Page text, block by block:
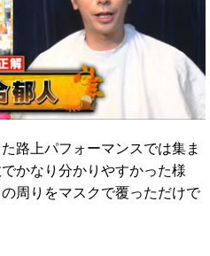
路上パフォーマンスでは集ま
かなり分かりやすかった様
周りをマスクで覆っただけで